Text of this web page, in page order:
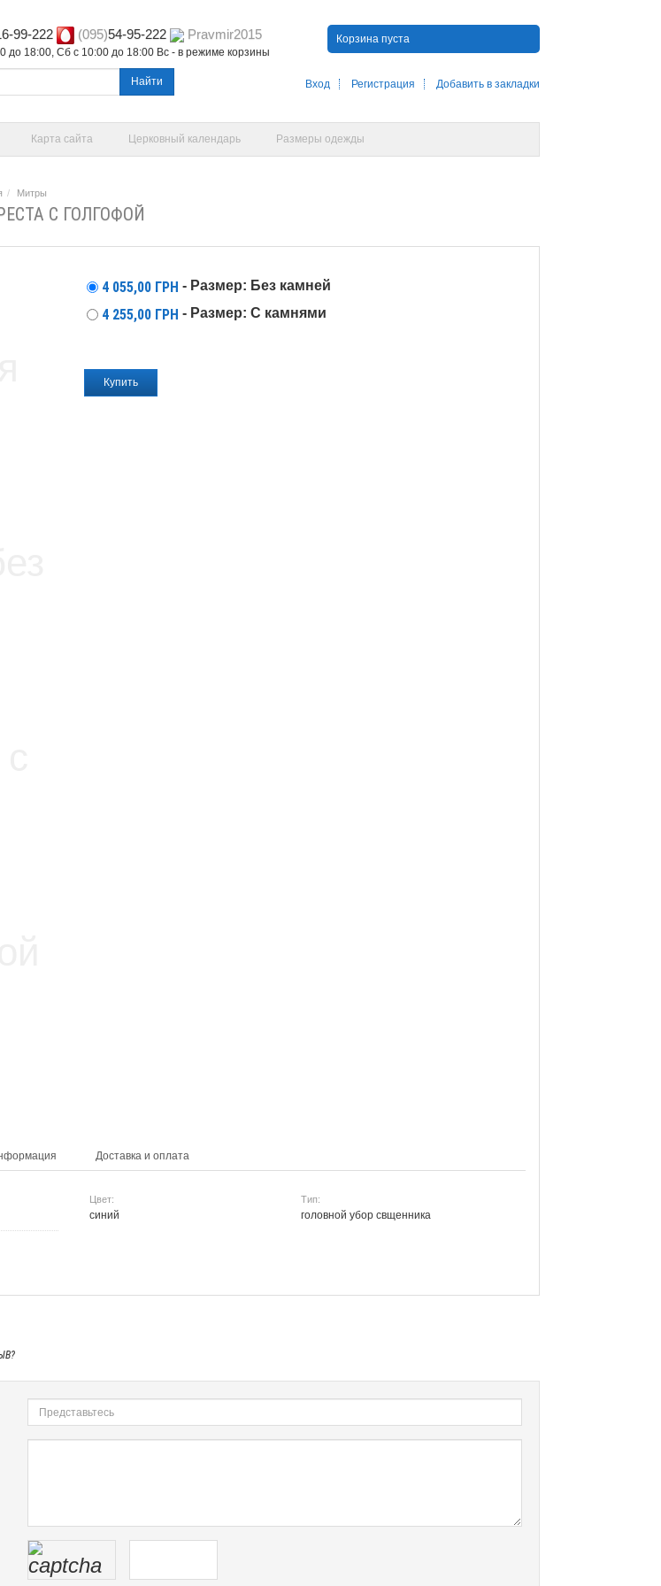
99-222 (095)54-95-222 Pravmir2015
до 18:00, Сб с 10:00 до 18:00 Вс - в режиме корзины
Корзина пуста
Найти Вход Регистрация Добавить в закладки
Карта сайта Церковный календарь Размеры одежды
Митры
С ГОЛГОФОЙ
4 055,00 ГРН - Размер: Без камней
4 255,00 ГРН - Размер: С камнями
Доставка и оплата
Цвет:
синий
Тип:
головной убор свщенника